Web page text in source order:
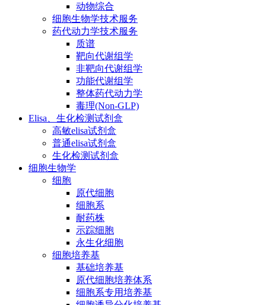
动物综合
细胞生物学技术服务
药代动力学技术服务
质谱
靶向代谢组学
非靶向代谢组学
功能代谢组学
整体药代动力学
毒理(Non-GLP)
Elisa、生化检测试剂盒
高敏elisa试剂盒
普通elisa试剂盒
生化检测试剂盒
细胞生物学
细胞
原代细胞
细胞系
耐药株
示踪细胞
永生化细胞
细胞培养基
基础培养基
原代细胞培养体系
细胞系专用培养基